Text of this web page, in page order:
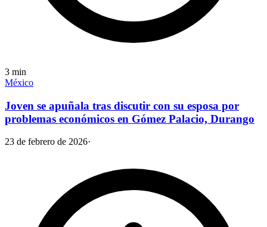
3 min
México
Joven se apuñala tras discutir con su esposa por
problemas económicos en Gómez Palacio, Durango
23 de febrero de 2026·